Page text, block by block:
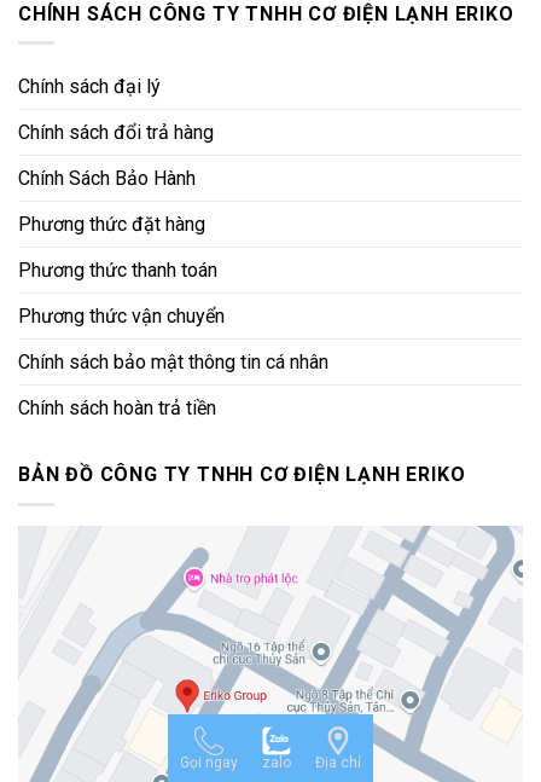
CHÍNH SÁCH CÔNG TY TNHH CƠ ĐIỆN LẠNH ERIKO
Chính sách đại lý
Chính sách đổi trả hàng
Chính Sách Bảo Hành
Phương thức đặt hàng
Phương thức thanh toán
Phương thức vận chuyển
Chính sách bảo mật thông tin cá nhân
Chính sách hoàn trả tiền
BẢN ĐỒ CÔNG TY TNHH CƠ ĐIỆN LẠNH ERIKO
Gọi ngay zalo Địa chỉ